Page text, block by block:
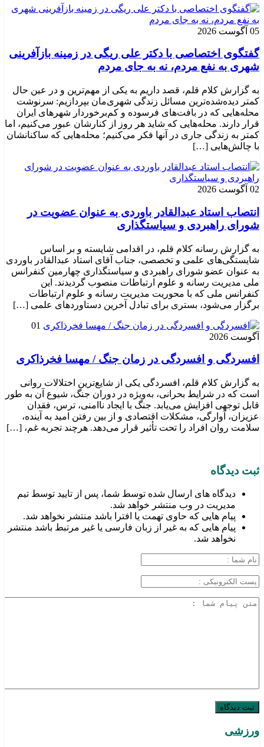
05 آگوست 2026
گفتگوی اختصاصی با دکتر علی ریگی در زمینه بازآفرینی
شهری به نفع مردم، نه به جای مردم
به گزارش کلام قلم، قصد داریم به یکی از مهم‌ترین و در عین حال
کمتر دیده‌شده‌ترین مسائل زندگی شهری‌مان بپردازیم: سرنوشت
محله‌هایی که در بافت‌های فرسوده و کم‌برخوردار شهرهای ایران
قرار دارند. محله‌هایی که شاید هر روز از کنارشان عبور می‌کنیم، اما
کمتر به زندگی جاری در آنها فکر می‌کنیم؛ محله‌هایی که ساکنانشان
با چالش‌هایی […]
02 آگوست 2026
انتصاب استاد عبدالقادر باوردی به عنوان عضویت در
شورای راهبردی و سیاستگذاری
به گزارش رسانه کلام قلم، در اقدامی شایسته و بر اساس
شایستگی‌های علمی و تخصصی، جناب آقای استاد عبدالقادر باوردی
به عنوان عضو شورای راهبردی و سیاستگذاری چهارمین کنفرانس
ملی مدیریت رسانه و علوم ارتباطات منصوب گردیدند. این
کنفرانس ملی که با محوریت مدیریت رسانه و علوم ارتباطات
برگزار می‌شود، بستری برای تبادل آخرین دستاوردهای علمی […]
01
آگوست 2026
افسردگی و افسردگی در زمان جنگ / مهسا فخرذاکری
به گزارش کلام قلم، افسردگی یکی از شایع‌ترین اختلالات روانی
است که در شرایط بحرانی، به‌ویژه در دوران جنگ، شیوع آن به طور
قابل توجهی افزایش می‌یابد. جنگ با ایجاد ناامنی، ترس، فقدان
عزیزان، آوارگی، مشکلات اقتصادی و از بین رفتن امید به آینده،
سلامت روان افراد را تحت تأثیر قرار می‌دهد. هرچند تجربه غم، […]
ثبت دیدگاه
دیدگاه های ارسال شده توسط شما، پس از تایید توسط تیم
مدیریت در وب منتشر خواهد شد.
پیام هایی که حاوی تهمت یا افترا باشد منتشر نخواهد شد.
پیام هایی که به غیر از زبان فارسی یا غیر مرتبط باشد منتشر
نخواهد شد.
ورزشی